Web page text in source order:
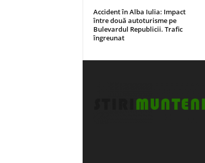
Accident în Alba Iulia: Impact
între două autoturisme pe
Bulevardul Republicii. Trafic
îngreunat